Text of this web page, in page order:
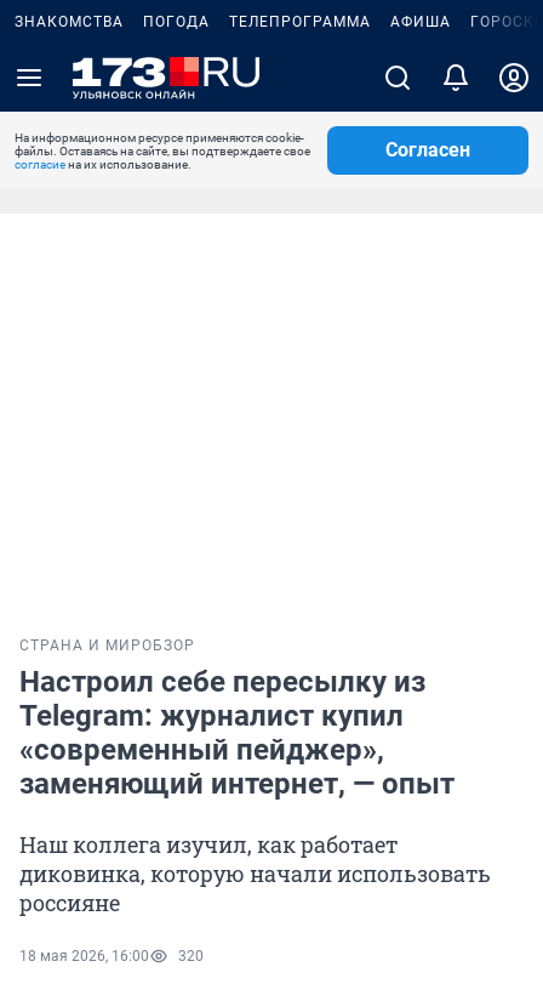
ЗНАКОМСТВА ПОГОДА ТЕЛЕПРОГРАММА АФИША
На информационном ресурсе применяются cookie-
файлы. Оставаясь на сайте, вы подтверждаете свое
согласиена их использование.
Согласен
СТРАНА И МИРОБЗОР
Настроил себе пересылку из
Telegram: журналист купил
«современный пейджер»,
заменяющий интернет, — опыт
Наш коллега изучил, как работает
диковинка, которую начали использовать
россияне
18 мая 2026, 16:00 320